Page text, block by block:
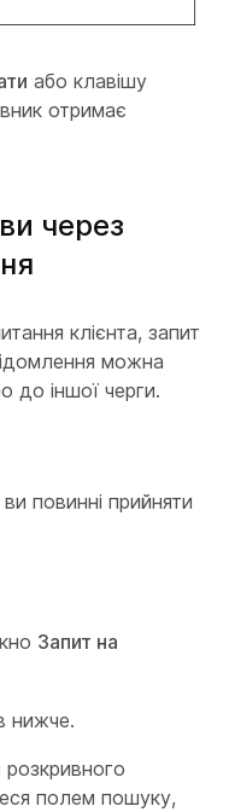
або клавішу
отримає
через
клієнта, запит
можна
до іншої черги.
повинні прийняти
Запит на
нижче.
розкривного
полем пошуку,